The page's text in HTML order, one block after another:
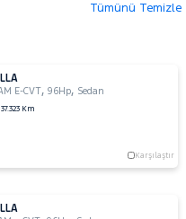
Tümünü Temizle
E-CVT,96Hp, Sedan
Km
Karşılaştır